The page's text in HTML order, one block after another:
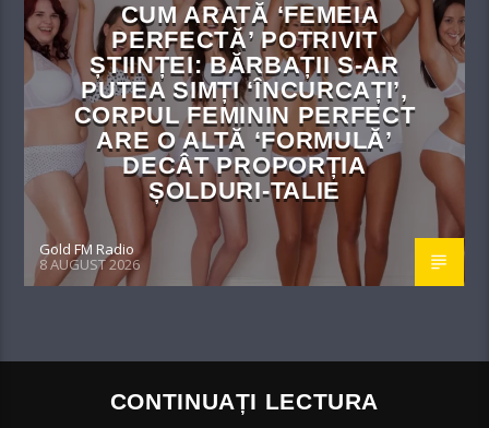
CUM ARATĂ ‘FEMEIA
PERFECTĂ’ POTRIVIT
ȘTIINȚEI: BĂRBAȚII S-AR
PUTEA SIMȚI ‘ÎNCURCAȚI’,
CORPUL FEMININ PERFECT
ARE O ALTĂ ‘FORMULĂ’
DECÂT PROPORȚIA
ȘOLDURI-TALIE
Gold FM Radio
8 AUGUST 2026
CONTINUAȚI LECTURA